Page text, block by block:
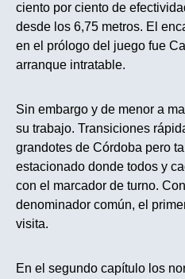
ciento por ciento de
desde los 6,75 metros. El
en el prólogo del juego fue
arranque intratable.
Sin embargo y de menor a
su trabajo. Transiciones
grandotes de Córdoba pero
estacionado donde todos y
con el marcador de turno.
denominador común, el
visita.
En el segundo capítulo los